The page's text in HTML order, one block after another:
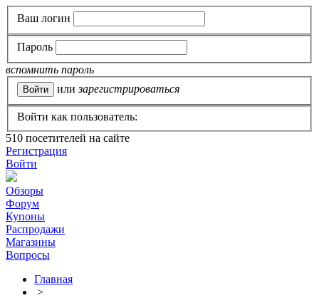
Ваш логин
Пароль
вспомнить пароль
или зарегистрироваться
Войти как пользователь:
510 посетителей на сайте
Регистрация
Войти
Обзоры
Форум
Купоны
Распродажи
Магазины
Вопросы
Главная
>